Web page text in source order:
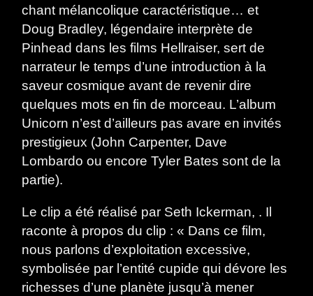
chant mélancolique caractéristique… et
Doug Bradley, légendaire interprète de
Pinhead dans les films Hellraiser, sert de
narrateur le temps d’une introduction à la
saveur cosmique avant de revenir dire
quelques mots en fin de morceau. L’album
Unicorn n’est d’ailleurs pas avare en invités
prestigieux (John Carpenter, Dave
Lombardo ou encore Tyler Bates sont de la
partie).
Le clip a été réalisé par Seth Ickerman, . Il
raconte à propos du clip : « Dans ce film,
nous parlons d’exploitation excessive,
symbolisée par l’entité cupide qui dévore les
richesses d’une planète jusqu’à mener